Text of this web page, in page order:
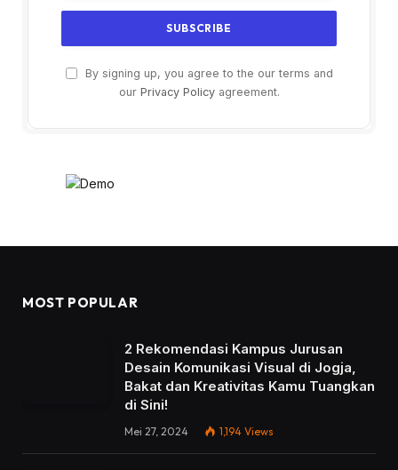
By signing up, you agree to the our terms and
our Privacy Policyagreement.
MOST POPULAR
2 Rekomendasi Kampus Jurusan
Desain Komunikasi Visual di Jogja,
Bakat dan Kreativitas Kamu Tuangkan
di Sini!
Mei 27, 2024 1,194 Views